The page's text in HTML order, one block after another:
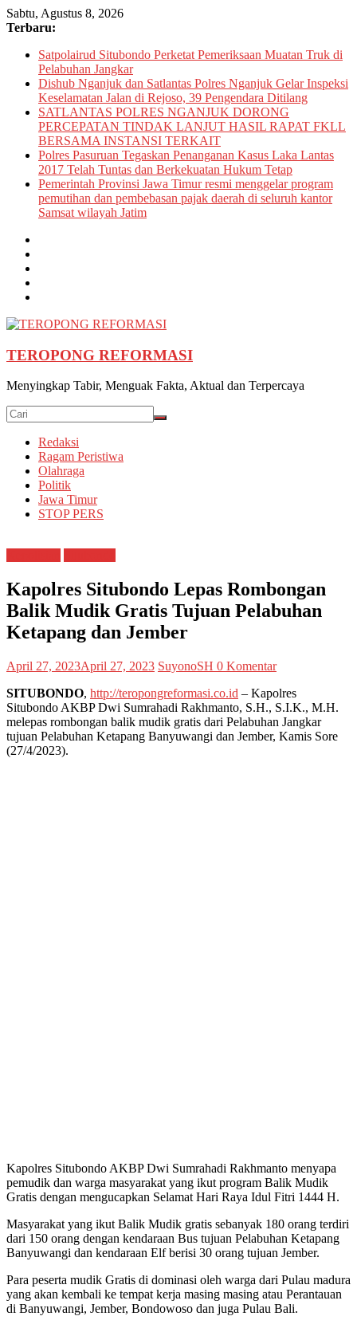
Skip
to
Sabtu, Agustus 8, 2026
Terbaru:
Satpolairud Situbondo Perketat Pemeriksaan Muatan Truk di
Pelabuhan Jangkar
Dishub Nganjuk dan Satlantas Polres Nganjuk Gelar Inspeksi
Keselamatan Jalan di Rejoso, 39 Pengendara Ditilang
SATLANTAS POLRES NGANJUK DORONG
PERCEPATAN TINDAK LANJUT HASIL RAPAT FKLL
BERSAMA INSTANSI TERKAIT
Polres Pasuruan Tegaskan Penanganan Kasus Laka Lantas
2017 Telah Tuntas dan Berkekuatan Hukum Tetap
Pemerintah Provinsi Jawa Timur resmi menggelar program
pemutihan dan pembebasan pajak daerah di seluruh kantor
Samsat wilayah Jatim
TEROPONG REFORMASI
Menyingkap Tabir, Menguak Fakta, Aktual dan Terpercaya
Redaksi
Ragam Peristiwa
Olahraga
Politik
Jawa Timur
STOP PERS
Kapolres Situbondo Lepas Rombongan
Balik Mudik Gratis Tujuan Pelabuhan
Ketapang dan Jember
April 27, 2023April 27, 2023 SuyonoSH 0 Komentar
SITUBONDO, http://teropongreformasi.co.id – Kapolres
Situbondo AKBP Dwi Sumrahadi Rakhmanto, S.H., S.I.K., M.H.
melepas rombongan balik mudik gratis dari Pelabuhan Jangkar
tujuan Pelabuhan Ketapang Banyuwangi dan Jember, Kamis Sore
(27/4/2023).
Kapolres Situbondo AKBP Dwi Sumrahadi Rakhmanto menyapa
pemudik dan warga masyarakat yang ikut program Balik Mudik
Gratis dengan mengucapkan Selamat Hari Raya Idul Fitri 1444 H.
Masyarakat yang ikut Balik Mudik gratis sebanyak 180 orang terdiri
dari 150 orang dengan kendaraan Bus tujuan Pelabuhan Ketapang
Banyuwangi dan kendaraan Elf berisi 30 orang tujuan Jember.
Para peserta mudik Gratis di dominasi oleh warga dari Pulau madura
yang akan kembali ke tempat kerja masing masing atau Perantauan
di Banyuwangi, Jember, Bondowoso dan juga Pulau Bali.